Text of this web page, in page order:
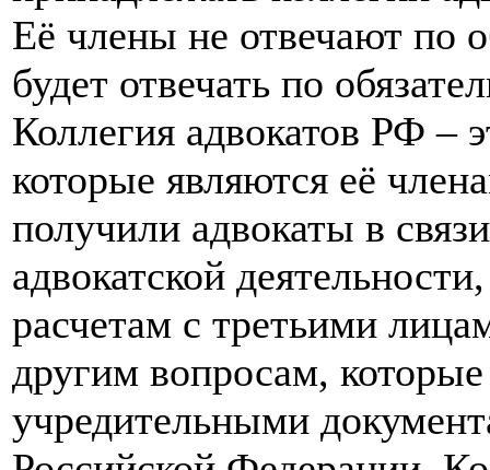
Её члены не отвечают по
будет отвечать по
Коллегия адвокатов РФ –
которые являются её
получили адвокаты в
адвокатской
расчетам с третьими
другим вопросам,
учредительными